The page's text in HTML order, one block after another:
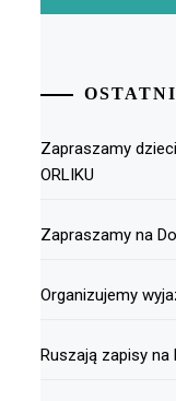
Zapraszamy
ORLIKU
Zapraszamy na
Organizujemy
Ruszają zapisy na